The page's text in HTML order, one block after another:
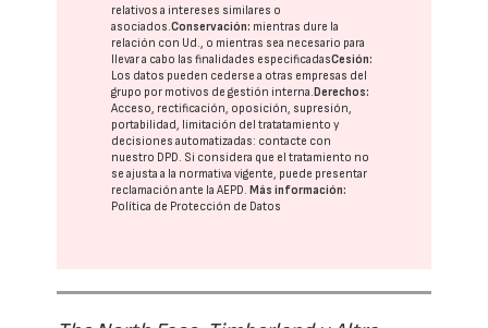
relativos a intereses similares o
asociados.Conservación: mientras dure la
relación con Ud., o mientras sea necesario para
llevar a cabo las finalidades especificadasCesión:
Los datos pueden cederse a otras empresas del
grupo por motivos de gestión interna. Derechos:
Acceso, rectificación, oposición, supresión,
portabilidad, limitación del tratatamiento y
decisiones automatizadas: contacte con
nuestro DPD. Si considera que el tratamiento no
se ajusta a la normativa vigente, puede presentar
reclamación ante laAEPD. Más información:
Política de Protección de Datos